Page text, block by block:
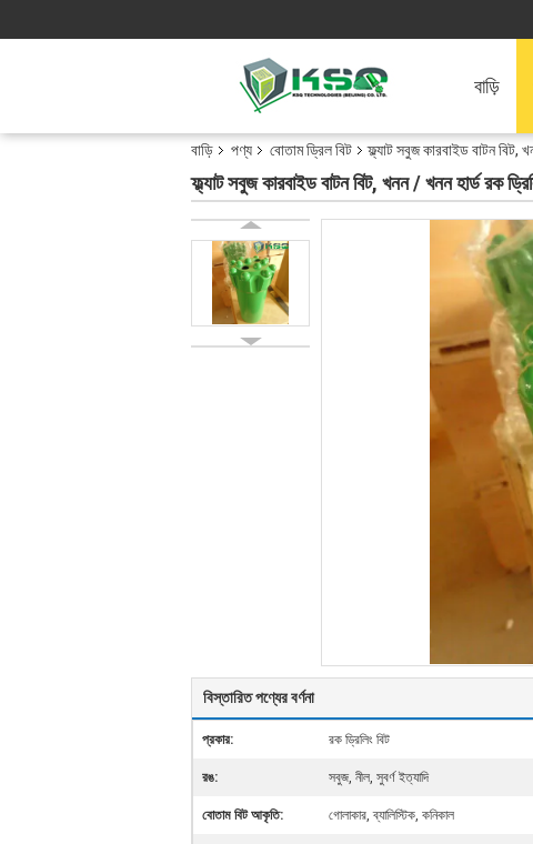
বাড়ি
বাড়ি পণ্য বোতাম ড্রিল বিট ফ্ল্যাট সবুজ কারবাইড বাটন বিট,
ফ্ল্যাট সবুজ কারবাইড বাটন বিট, খনন / খনন হার্ড রক
বিস্তারিত পণ্যের বর্ণনা
প্রকার: রক ড্রিলিং বিট
রঙ: সবুজ, নীল, সুবর্ণ ইত্যাদি
বোতাম বিট আকৃতি: গোলাকার, ব্যালিস্টিক, কনিকাল